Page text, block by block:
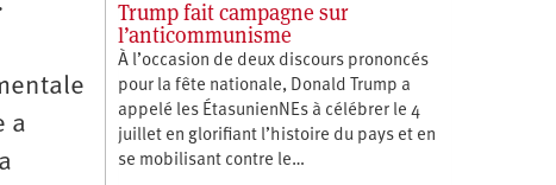
a
Trump fait campagne sur
l’anticommunisme
À l’occasion de deux discours prononcés
pour la fête nationale, Donald Trump a
appelé les ÉtasunienNEs à célébrer le 4
juillet en glorifiant l’histoire du pays et en
se mobilisant contre le…